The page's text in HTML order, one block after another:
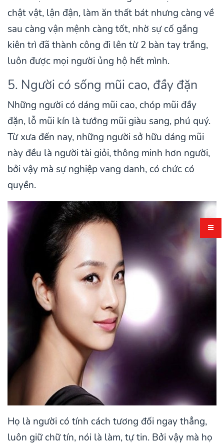
chật vật, lận đận, làm ăn thất bát nhưng càng về
sau càng vận mệnh càng tốt, nhờ sự cố gắng
kiên trì đã thành công đi lên từ 2 bàn tay trắng,
luôn được mọi người ủng hộ hết mình.
5. Người có sống mũi cao, đầy đặn
Những người có dáng mũi cao, chóp mũi đầy
đặn, lỗ mũi kín là tướng mũi giàu sang, phú quý.
Từ xưa đến nay, những người sở hữu dáng mũi
này đều là người tài giỏi, thông minh hơn người,
bởi vậy mà sự nghiệp vang danh, có chức có
quyền.
Họ là người có tính cách tương đối ngay thẳng,
luôn giữ chữ tín, nói là làm, tự tin. Bởi vậy mà họ